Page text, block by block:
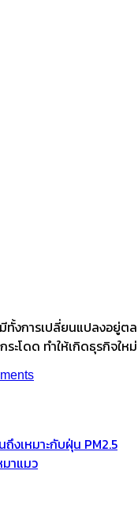
งการเปลี่ยนแปลงอยู่
โดด ทำให้เกิดธุรกิจใ
งเหมาะกับฝุ่น PM2.5
าแมว